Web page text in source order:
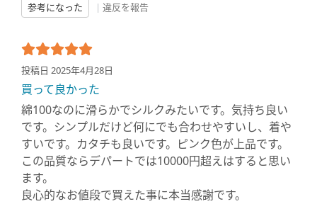
参考になった
| 違反を報告
投稿日 2025年4月28日
買って良かった
綿100なのに滑らかでシルクみたいです。気持ち良い
です。シンプルだけど何にでも合わせやすいし、着や
すいです。カタチも良いです。ピンク色が上品です。
この品質ならデパートでは10000円超えはすると思い
ます。
良心的なお値段で買えた事に本当感謝です。